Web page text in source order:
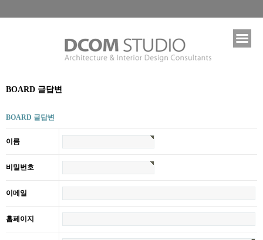
BOARD 글답변
BOARD 글답변
이름
비밀번호
이메일
홈페이지